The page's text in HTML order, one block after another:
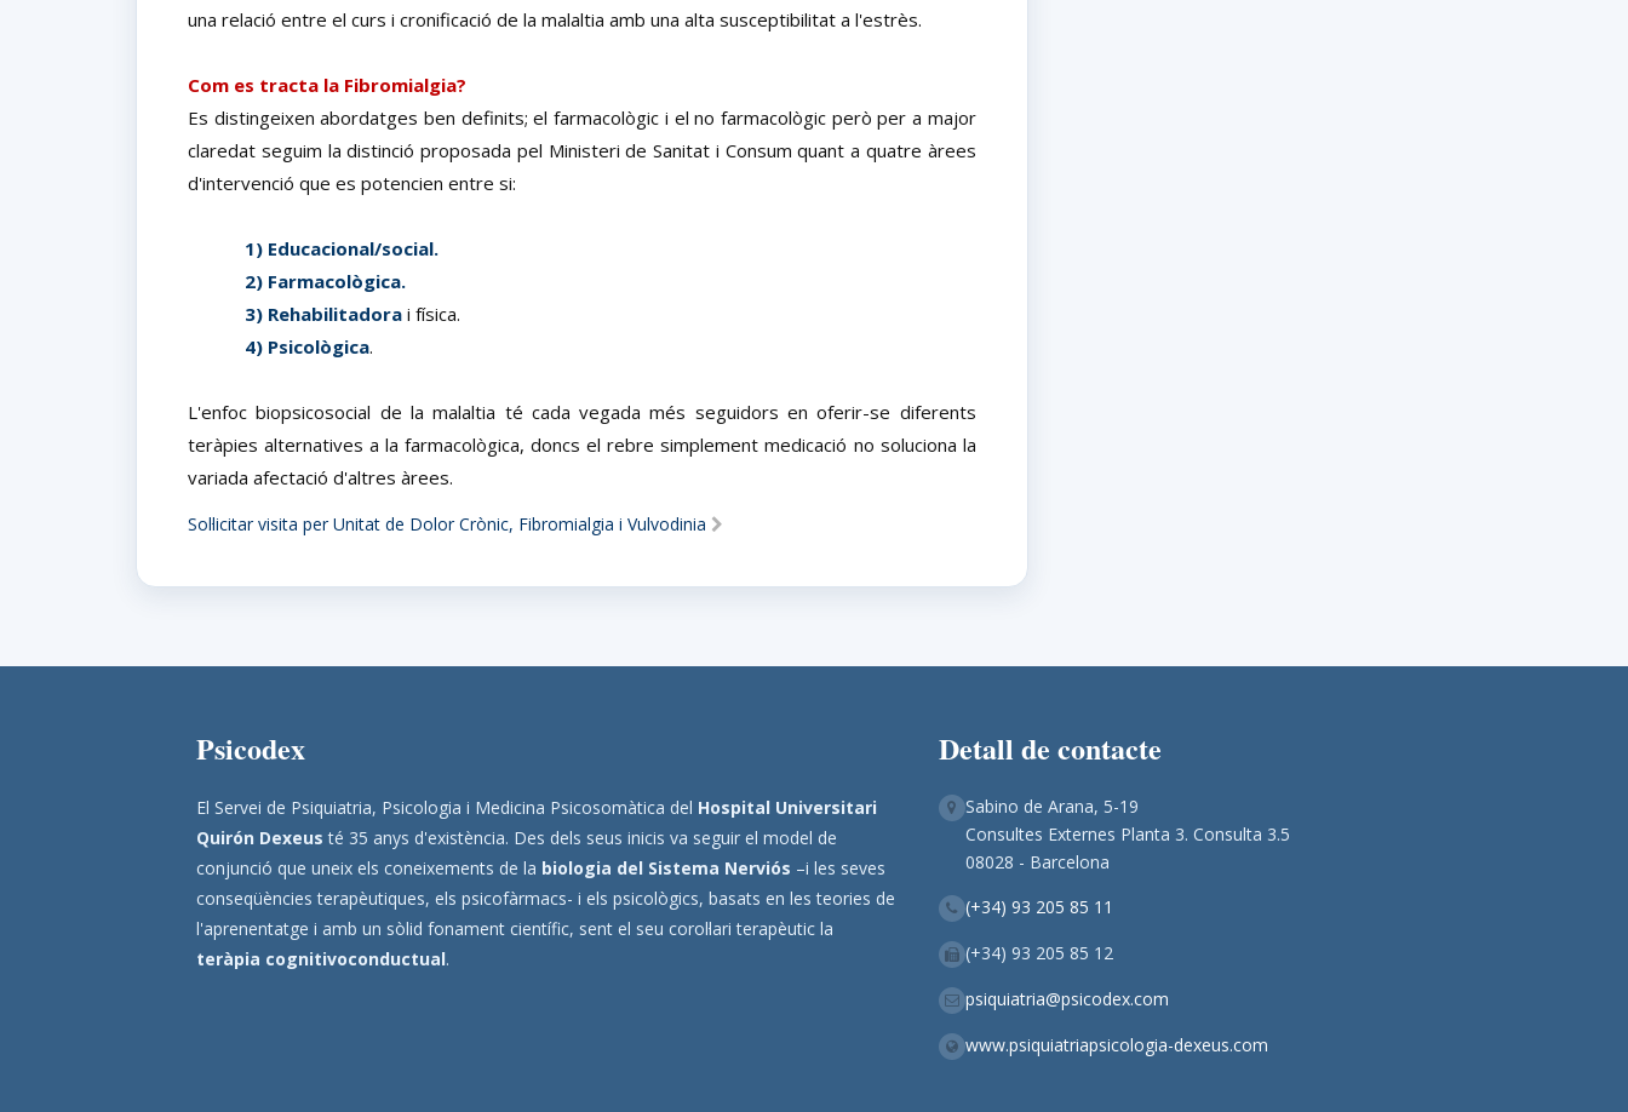
una relació entre el curs i cronificació de la malaltia amb una alta susceptibilitat a l'estrès.
Com es tracta la Fibromialgia?
Es distingeixen abordatges ben definits; el farmacològic i el no farmacològic però per a major
claredat seguim la distinció proposada pel Ministeri de Sanitat i Consum quant a quatre àrees
d'intervenció que es potencien entre si:
1) Educacional/social.
2) Farmacològica.
3) Rehabilitadorai física.
4) Psicològica.
L'enfoc biopsicosocial de la malaltia té cada vegada més seguidors en oferir-se diferents
teràpies alternatives a la farmacològica, doncs el rebre simplement medicació no soluciona la
variada afectació d'altres àrees.
Sol·licitar visita per Unitat de Dolor Crònic, Fibromialgia i Vulvodinia
Psicodex
El Servei de Psiquiatria, Psicologia i Medicina Psicosomàtica del Hospital Universitari
Quirón Dexeus té 35 anys d'existència. Des dels seus inicis va seguir el model de
conjunció que uneix els coneixements de la biologia del Sistema Nerviós –i les seves
conseqüències terapèutiques, els psicofàrmacs- i els psicològics, basats en les teories de
l'aprenentatge i amb un sòlid fonament científic, sent el seu corol·lari terapèutic la
teràpia cognitivoconductual.
Detall de contacte
Sabino de Arana, 5-19
Consultes Externes Planta 3. Consulta 3.5
08028 - Barcelona
(+34) 93 205 85 11
(+34) 93 205 85 12
psiquiatria@psicodex.com
www.psiquiatriapsicologia-dexeus.com